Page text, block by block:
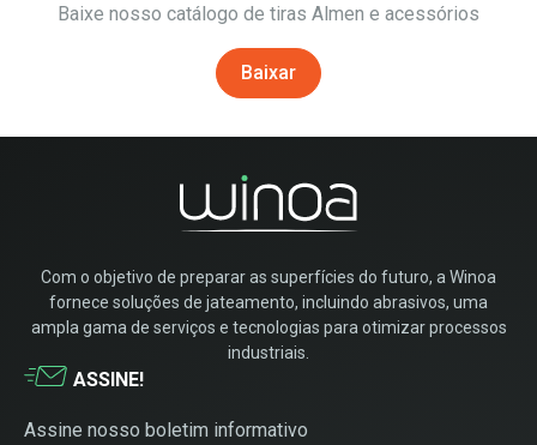
Baixe nosso catálogo de tiras Almen e acessórios
Baixar
Com o objetivo de preparar as superfícies do futuro, a Winoa
fornece soluções de jateamento, incluindo abrasivos, uma
ampla gama de serviços e tecnologias para otimizar processos
industriais.
ASSINE!
Assine nosso boletim informativo